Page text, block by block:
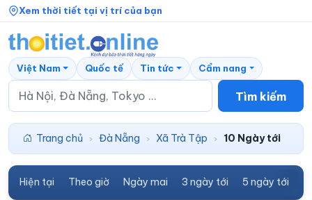
Xem thời tiết tại vị trí của bạn
Tìm kiếm
Việt Nam Quốc tế Tin tức Cẩm nang
Trang chủ › Đà Nẵng › Xã Trà Tập › 10 Ngày tới
Hiện tại Theo giờ Ngày mai 3 ngày tới 5 ngày tới